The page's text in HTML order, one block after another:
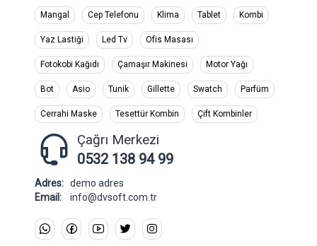
Mangal Cep Telefonu Klima Tablet Kombi
Yaz Lastiği Led Tv Ofis Masası
Fotokobi Kağıdı Çamaşır Makinesi Motor Yağı
Bot Asio Tunik Gillette Swatch Parfüm
Cerrahi Maske Tesettür Kombin Çift Kombinler
Çağrı Merkezi
0532 138 94 99
Adres: demo adres
Email:
info@dvsoft.com.tr